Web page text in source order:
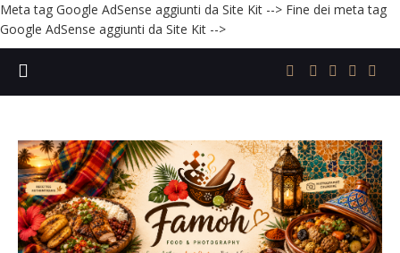
Meta tag Google AdSense aggiunti da Site Kit --> Fine dei meta tag
Google AdSense aggiunti da Site Kit -->